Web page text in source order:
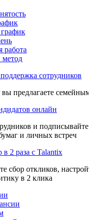
работа
сотрудников
предлагаете
онлайн
и
и личных встреч
в 2 раза с Talantix
сбор откликов,
в 2 клика